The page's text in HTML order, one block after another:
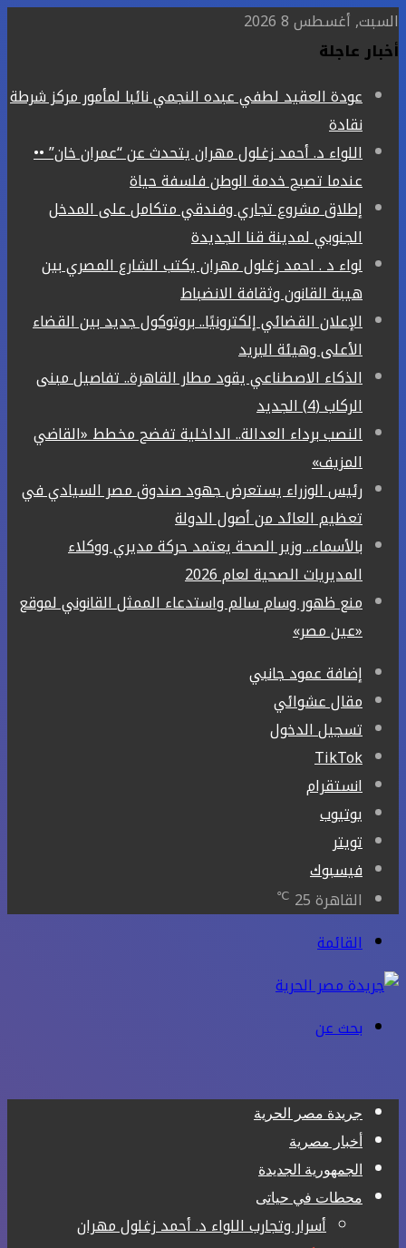
السبت, أغسطس 8 2026
أخبار عاجلة
عودة العقيد لطفي عبده النجمي نائبا لمأمور مركز شرطة
نقادة
اللواء د. أحمد زغلول مهران يتحدث عن “عمران خان” ••
عندما تصبح خدمة الوطن فلسفة حياة
إطلاق مشروع تجاري وفندقي متكامل على المدخل
الجنوبي لمدينة قنا الجديدة
لواء د . احمد زغلول مهران يكتب الشارع المصري بين
هيبة القانون وثقافة الانضباط
الإعلان القضائي إلكترونيًا.. بروتوكول جديد بين القضاء
الأعلى وهيئة البريد
الذكاء الاصطناعي يقود مطار القاهرة.. تفاصيل مبنى
الركاب (4) الجديد
النصب برداء العدالة.. الداخلية تفضح مخطط «القاضي
المزيف»
رئيس الوزراء يستعرض جهود صندوق مصر السيادي في
تعظيم العائد من أصول الدولة
بالأسماء.. وزير الصحة يعتمد حركة مديري ووكلاء
المديريات الصحية لعام 2026
منع ظهور وسام سالم واستدعاء الممثل القانوني لموقع
«عين مصر»
إضافة عمود جانبي
مقال عشوائي
تسجيل الدخول
‫TikTok
انستقرام
يوتيوب
تويتر
فيسبوك
القاهرة25
℃
القائمة
بحث عن
جريدة مصر الحرية
أخبار مصرية
الجمهورية الجديدة
محطات في حياتى
أسرار وتجارب اللواء د. أحمد زغلول مهران